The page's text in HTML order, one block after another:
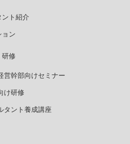
ント紹介
ョン
研修
営幹部向けセミナー
け研修
タント養成講座